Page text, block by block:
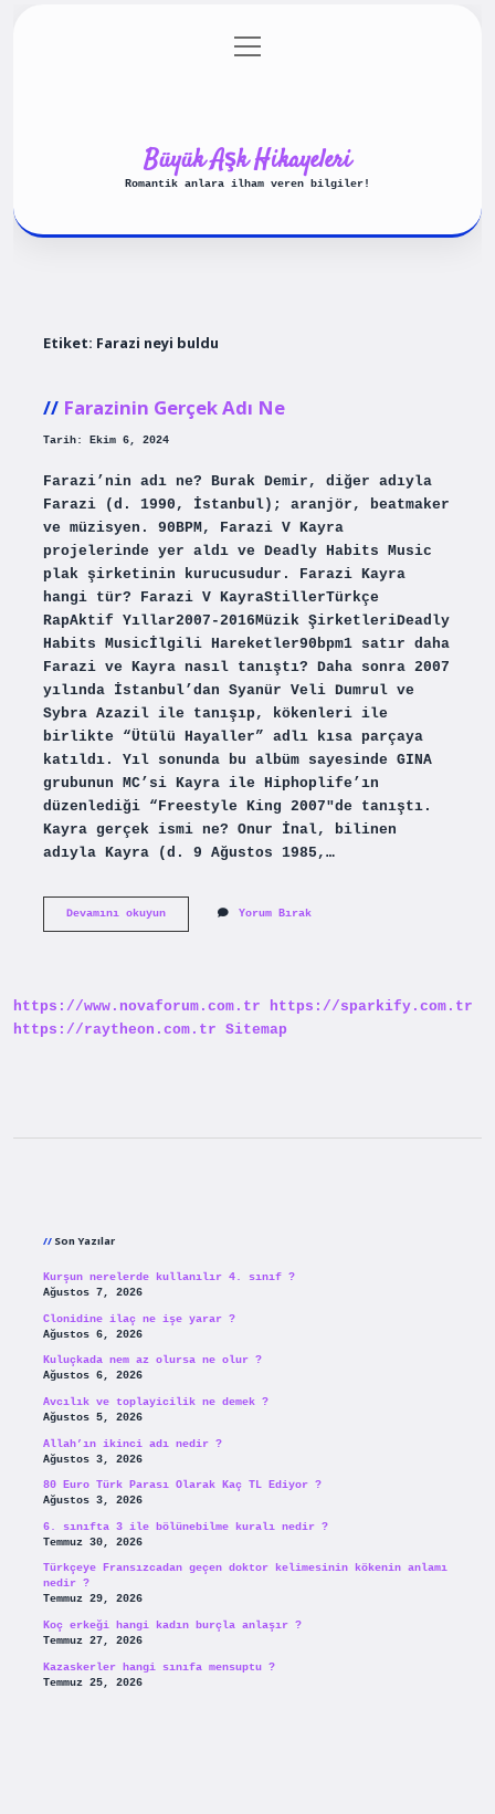
Gizlilik Politikası
menüyü
aç
Büyük Aşk Hikayeleri
Romantik anlara ilham veren bilgiler!
Etiket: Farazi neyi buldu
Farazinin Gerçek Adı Ne
Tarih: Ekim 6, 2024
Farazi’nin adı ne? Burak Demir, diğer adıyla
Farazi (d. 1990, İstanbul); aranjör, beatmaker
ve müzisyen. 90BPM, Farazi V Kayra
projelerinde yer aldı ve Deadly Habits Music
plak şirketinin kurucusudur. Farazi Kayra
hangi tür? Farazi V KayraStillerTürkçe
RapAktif Yıllar2007-2016Müzik ŞirketleriDeadly
Habits Musicİlgili Hareketler90bpm1 satır daha
Farazi ve Kayra nasıl tanıştı? Daha sonra 2007
yılında İstanbul’dan Syanür Veli Dumrul ve
Sybra Azazil ile tanışıp, kökenleri ile
birlikte “Ütülü Hayaller” adlı kısa parçaya
katıldı. Yıl sonunda bu albüm sayesinde GINA
grubunun MC’si Kayra ile Hiphoplife’ın
düzenlediği “Freestyle King 2007″de tanıştı.
Kayra gerçek ismi ne? Onur İnal, bilinen
adıyla Kayra (d. 9 Ağustos 1985,…
Devamını okuyunFarazinin
Yorum Bırak
https://www.novaforum.com.tr
https://sparkify.com.tr
https://raytheon.com.tr Sitemap
Son Yazılar
Kurşun nerelerde kullanılır 4. sınıf ?
Ağustos 7, 2026
Clonidine ilaç ne işe yarar ?
Ağustos 6, 2026
Kuluçkada nem az olursa ne olur ?
Ağustos 6, 2026
Avcılık ve toplayicilik ne demek ?
Ağustos 5, 2026
Allah’ın ikinci adı nedir ?
Ağustos 3, 2026
80 Euro Türk Parası Olarak Kaç TL Ediyor ?
Ağustos 3, 2026
6. sınıfta 3 ile bölünebilme kuralı nedir ?
Temmuz 30, 2026
Türkçeye Fransızcadan geçen doktor kelimesinin kökenin anlamı
nedir ?
Temmuz 29, 2026
Koç erkeği hangi kadın burçla anlaşır ?
Temmuz 27, 2026
Kazaskerler hangi sınıfa mensuptu ?
Temmuz 25, 2026